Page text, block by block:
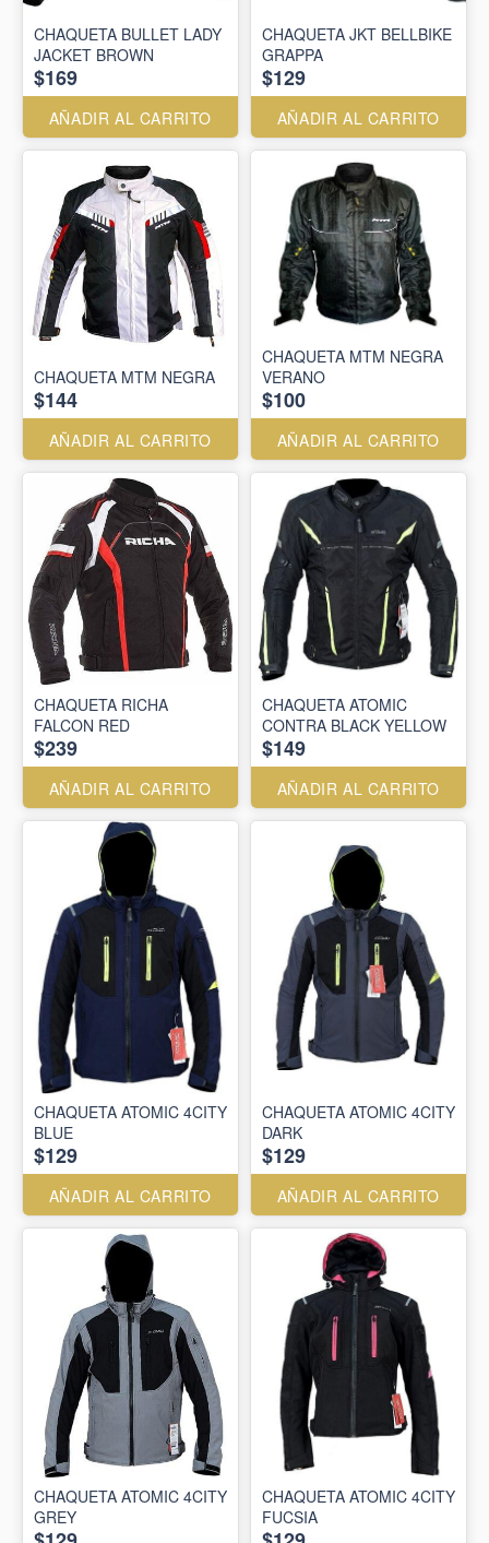
CHAQUETA BULLET LADY
JACKET BROWN
$169
AÑADIR AL CARRITO
CHAQUETA JKT BELLBIKE
GRAPPA
$129
AÑADIR AL CARRITO
CHAQUETA MTM NEGRA
$144
AÑADIR AL CARRITO
CHAQUETA MTM NEGRA
VERANO
$100
AÑADIR AL CARRITO
CHAQUETA RICHA
FALCON RED
$239
AÑADIR AL CARRITO
CHAQUETA ATOMIC
CONTRA BLACK YELLOW
$149
AÑADIR AL CARRITO
CHAQUETA ATOMIC 4CITY
BLUE
$129
AÑADIR AL CARRITO
CHAQUETA ATOMIC 4CITY
DARK
$129
AÑADIR AL CARRITO
CHAQUETA ATOMIC 4CITY
GREY
CHAQUETA ATOMIC 4CITY
FUCSIA